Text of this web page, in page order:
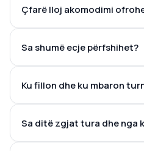
Çfarë lloj akomodimi
Sa shumë ecje përfshihet?
Ku fillon dhe ku mbaron
Sa ditë zgjat tura dhe nga